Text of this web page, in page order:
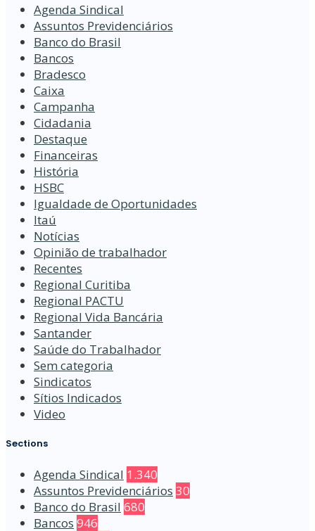
Agenda Sindical
Assuntos Previdenciários
Banco do Brasil
Bancos
Bradesco
Caixa
Campanha
Cidadania
Destaque
Financeiras
História
HSBC
Igualdade de Oportunidades
Itaú
Notícias
Opinião de trabalhador
Recentes
Regional Curitiba
Regional PACTU
Regional Vida Bancária
Santander
Saúde do Trabalhador
Sem categoria
Sindicatos
Sítios Indicados
Video
Sections
Agenda Sindical 1.340
Assuntos Previdenciários 30
Banco do Brasil 680
Bancos 946